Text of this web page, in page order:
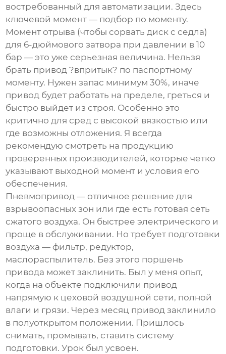
востребованный для автоматизации. Здесь
ключевой момент — подбор по моменту.
Момент отрыва (чтобы сорвать диск с седла)
для 6-дюймового затвора при давлении в 10
бар — это уже серьезная величина. Нельзя
брать привод ?впритык? по паспортному
моменту. Нужен запас минимум 30%, иначе
привод будет работать на пределе, греться и
быстро выйдет из строя. Особенно это
критично для сред с высокой вязкостью или
где возможны отложения. Я всегда
рекомендую смотреть на продукцию
проверенных производителей, которые четко
указывают выходной момент и условия его
обеспечения.
Пневмопривод — отличное решение для
взрывоопасных зон или где есть готовая сеть
сжатого воздуха. Он быстрее электрического и
проще в обслуживании. Но требует подготовки
воздуха — фильтр, редуктор,
маслораспылитель. Без этого поршень
привода может заклинить. Был у меня опыт,
когда на объекте подключили привод
напрямую к цеховой воздушной сети, полной
влаги и грязи. Через месяц привод заклинило
в полуоткрытом положении. Пришлось
снимать, промывать, ставить систему
подготовки. Урок был усвоен.